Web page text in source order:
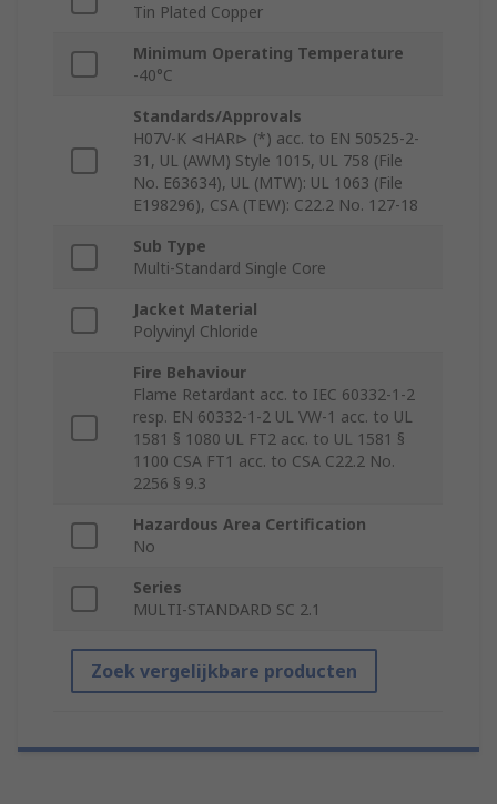
Tin Plated Copper
Minimum Operating Temperature
-40°C
Standards/Approvals
H07V-K ⊲HAR⊳ (*) acc. to EN 50525-2-
31, UL (AWM) Style 1015, UL 758 (File
No. E63634), UL (MTW): UL 1063 (File
E198296), CSA (TEW): C22.2 No. 127-18
Sub Type
Multi-Standard Single Core
Jacket Material
Polyvinyl Chloride
Fire Behaviour
Flame Retardant acc. to IEC 60332-1-2
resp. EN 60332-1-2 UL VW-1 acc. to UL
1581 § 1080 UL FT2 acc. to UL 1581 §
1100 CSA FT1 acc. to CSA C22.2 No.
2256 § 9.3
Hazardous Area Certification
No
Series
MULTI-STANDARD SC 2.1
Zoek vergelijkbare producten